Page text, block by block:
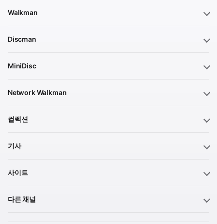
Walkman
Discman
MiniDisc
Network Walkman
컬렉션
기사
사이트
다른 채널